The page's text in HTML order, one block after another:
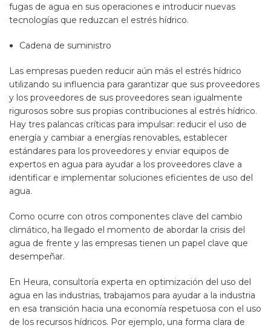
fugas de agua en sus operaciones e introducir nuevas
tecnologías que reduzcan el estrés hídrico.
Cadena de suministro
Las empresas pueden reducir aún más el estrés hídrico
utilizando su influencia para garantizar que sus proveedores
y los proveedores de sus proveedores sean igualmente
rigurosos sobre sus propias contribuciones al estrés hídrico.
Hay tres palancas críticas para impulsar: reducir el uso de
energía y cambiar a energías renovables, establecer
estándares para los proveedores y enviar equipos de
expertos en agua para ayudar a los proveedores clave a
identificar e implementar soluciones eficientes de uso del
agua.
Como ocurre con otros componentes clave del cambio
climático, ha llegado el momento de abordar la crisis del
agua de frente y las empresas tienen un papel clave que
desempeñar.
En Heura, consultoría experta en optimización del uso del
agua en las industrias, trabajamos para ayudar a la industria
en esa transición hacia una economía respetuosa con el uso
de los recursos hídricos. Por ejemplo, una forma clara de